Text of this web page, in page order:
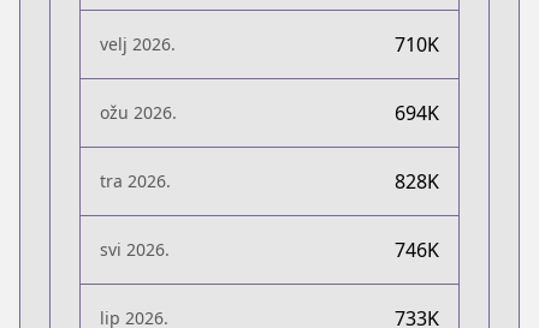
velj 2026. 710K
ožu 2026. 694K
tra 2026. 828K
svi 2026. 746K
lip 2026. 733K